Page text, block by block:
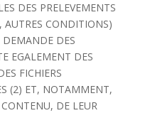
DES PRELEVEMENTS
AUTRES CONDITIONS)
DES
EGALEMENT DES
FICHIERS
(2) ET, NOTAMMENT,
DE LEUR